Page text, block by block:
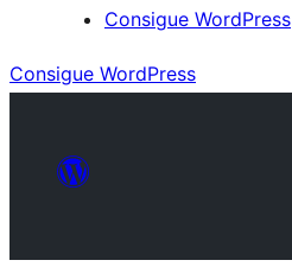
Consigue WordPress
Consigue WordPress